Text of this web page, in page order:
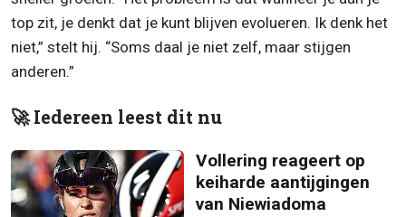
top zit, je denkt dat je kunt blijven evolueren. Ik denk het
niet,” stelt hij. “Soms daal je niet zelf, maar stijgen
anderen.”
🚀 Iedereen leest dit nu
Vollering reageert op
keiharde aantijgingen
van Niewiadoma